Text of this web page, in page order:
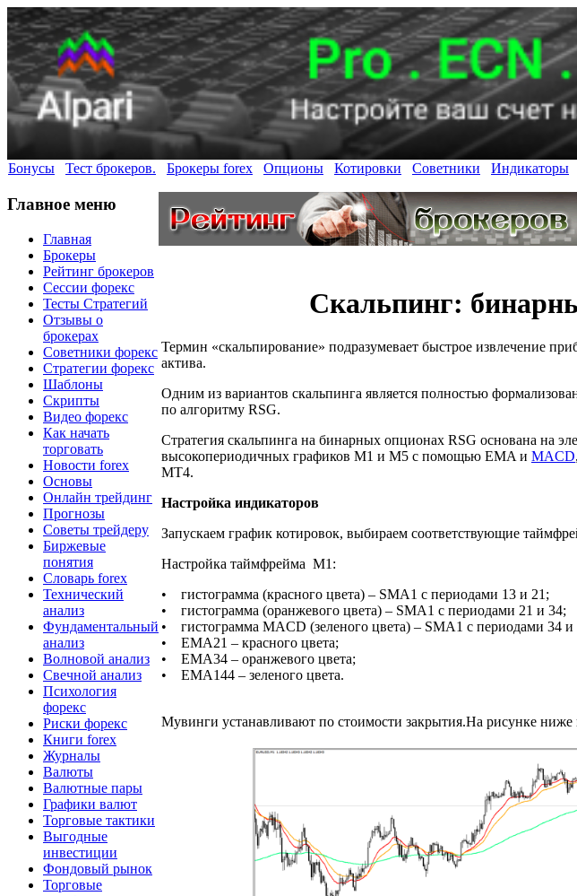
Бонусы Тест брокеров. Брокеры forex Опционы Котировки Советники Индикаторы
Главное меню
Главная
Брокеры
Рейтинг брокеров
Сессии форекс
Тесты Стратегий
Отзывы о
брокерах
Советники форекс
Стратегии форекс
Шаблоны
Скрипты
Видео форекс
Как начать
торговать
Новости forex
Основы
Онлайн трейдинг
Прогнозы
Советы трейдеру
Биржевые
понятия
Словарь forex
Технический
анализ
Фундаментальный
анализ
Волновой анализ
Свечной анализ
Психология
форекс
Риски форекс
Книги forex
Журналы
Валюты
Валютные пары
Графики валют
Торговые тактики
Выгодные
инвестиции
Фондовый рынок
Торговые
Скальпинг:
Термин «скальпирование» подразумевает быстрое извлечение
актива.
Одним из вариантов скальпинга является полностью
по алгоритму RSG.
Стратегия скальпинга на бинарных опционах RSG основана на
высокопериодичных графиков М1 и М5 с помощью EMA и MACD
МТ4.
Настройка индикаторов
Запускаем график котировок, выбираем соответствующие
Настройка таймфрейма М1:
• гистограмма (красного цвета) – SMA1 с периодами 13 и 21;
• гистограмма (оранжевого цвета) – SMA1 с периодами 21 и 34;
• гистограмма МАCD (зеленого цвета) – SMA1 с периодами 34 и
• EMA21 – красного цвета;
• EMA34 – оранжевого цвета;
• EMA144 – зеленого цвета.
Мувинги устанавливают по стоимости закрытия.На рисунке